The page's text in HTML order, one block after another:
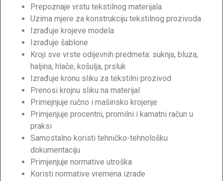
Prepoznaje vrstu tekstilnog materijala
Uzima mjere za konstrukciju tekstilnog prozivoda
Izrađuje krojeve modela
Izrađuje šablone
Kroji sve vrste odijevnih predmeta: suknja, bluza,
haljina, hlače, košulja, prsluk
Izrađuje kronu sliku za tekstilni prozivod
Prenosi krojnu sliku na materijal
Primejnjuje ručno i mašinsko krojenje
Primjenjuje procentni, promilni i kamatni račun u
praksi
Samostalno koristi tehničko-tehnološku
dokumentaciju
Primjenjuje normative utroška
Koristi normative vremena izrade